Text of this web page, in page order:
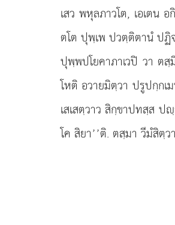
เสว พหุลภาวโต, เอเตน
ตโต ปุพฺเพ ปวตฺติตานํ ปฏิ
ปุพฺพปโยคาภาเวปิ วา ตสฺ
โหติ อวายมิตฺวา ปรูปกฺกเ
เสเสตฺวาว สิกฺขาปทสฺส
โค สิยา’’ติ. ตสฺมาวีมํสิตฺว